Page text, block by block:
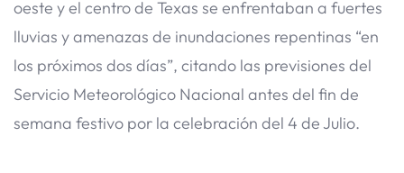
oeste y el centro de Texas se enfrentaban a fuertes
lluvias y amenazas de inundaciones repentinas “en
los próximos dos días”, citando las previsiones del
Servicio Meteorológico Nacional antes del fin de
semana festivo por la celebración del 4 de Julio.